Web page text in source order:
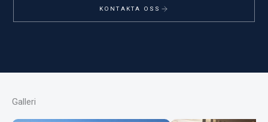
KONTAKTA OSS
Galleri